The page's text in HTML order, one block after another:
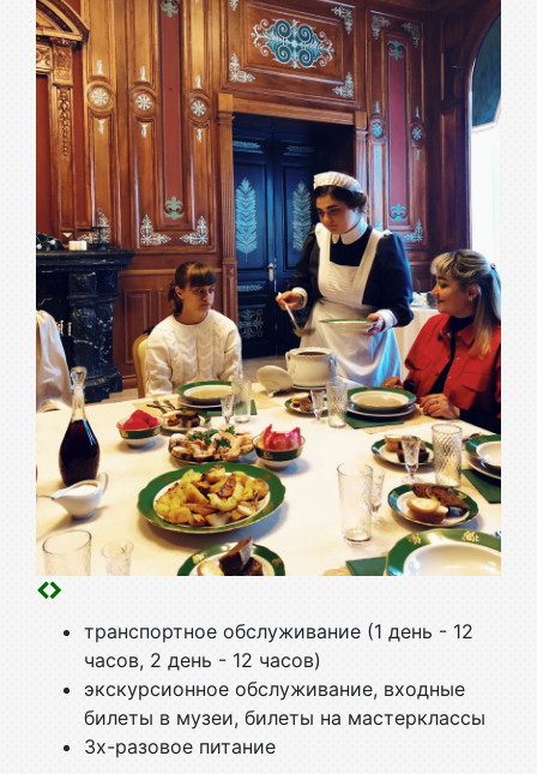
транспортное обслуживание (1 день - 12
часов, 2 день - 12 часов)
экскурсионное обслуживание, входные
билеты в музеи, билеты на мастерклассы
3х-разовое питание